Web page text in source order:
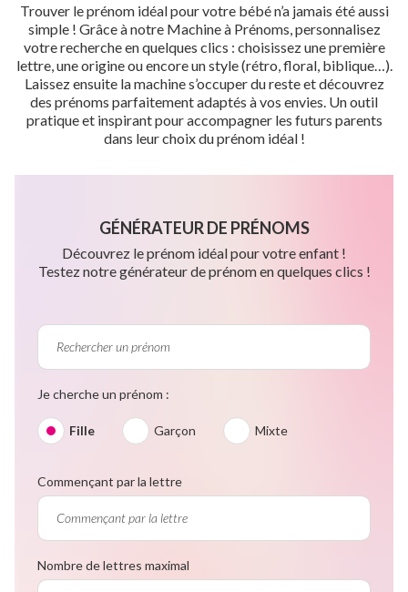
Trouver le prénom idéal pour votre bébé n’a jamais été aussi
simple ! Grâce à notre Machine à Prénoms, personnalisez
votre recherche en quelques clics : choisissez une première
lettre, une origine ou encore un style (rétro, floral, biblique…).
Laissez ensuite la machine s’occuper du reste et découvrez
des prénoms parfaitement adaptés à vos envies. Un outil
pratique et inspirant pour accompagner les futurs parents
dans leur choix du prénom idéal !
GÉNÉRATEUR DE PRÉNOMS
Découvrez le prénom idéal pour votre enfant !
Testez notre générateur de prénom en quelques clics !
Je cherche un prénom :
Fille Garçon Mixte
Commençant par la lettre
Nombre de lettres maximal